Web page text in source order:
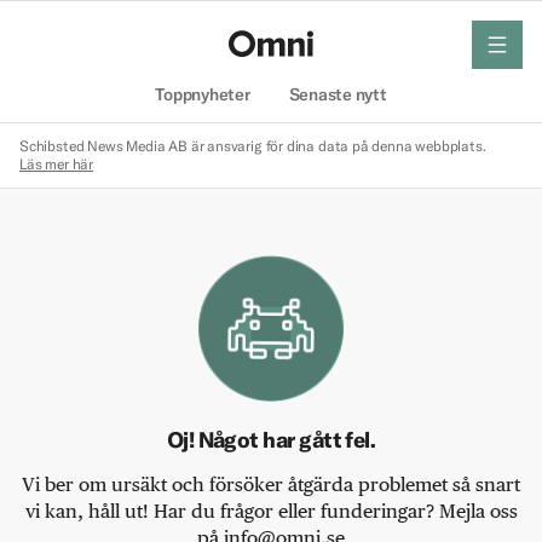
Toppnyheter Senaste nytt
meny
Schibsted News Media AB är ansvarig för dina data på denna webbplats.
Läs mer här
Oj! Något har gått fel.
Vi ber om ursäkt och försöker åtgärda problemet så snart
vi kan, håll ut! Har du frågor eller funderingar? Mejla oss